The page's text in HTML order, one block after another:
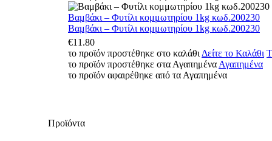
Βαμβάκι – Φυτίλι κομμωτηρίου 1kg κωδ.200230
Βαμβάκι – Φυτίλι κομμωτηρίου 1kg κωδ.200230
€11.80
το προϊόν προστέθηκε στο καλάθι Δείτε το Καλάθι
το προϊόν προστέθηκε στα Αγαπημένα Αγαπημένα
το προϊόν αφαιρέθηκε από τα Αγαπημένα
Προϊόντα